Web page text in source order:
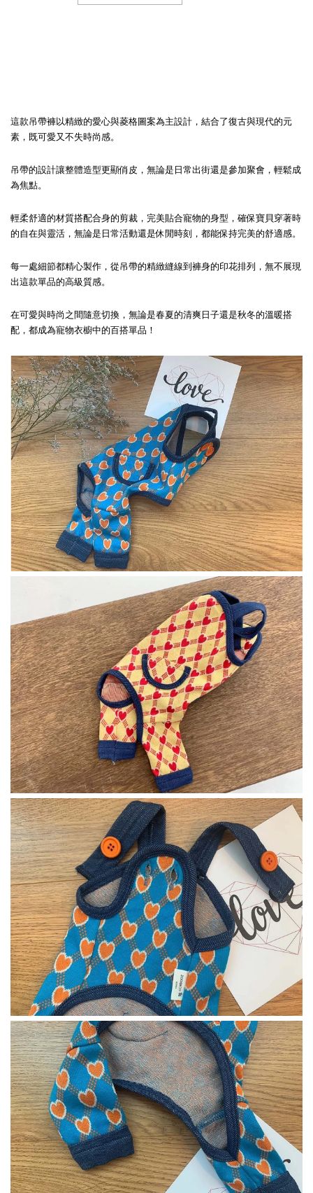
這款吊帶褲以精緻的愛心與菱格圖案為主設計，結合了復古與現代的元
素，既可愛又不失時尚感。
吊帶的設計讓整體造型更顯俏皮，無論是日常出街還是參加聚會，輕鬆成
為焦點。
輕柔舒適的材質搭配合身的剪裁，完美貼合寵物的身型，確保寶貝穿著時
的自在與靈活，無論是日常活動還是休閒時刻，都能保持完美的舒適感。
每一處細節都精心製作，從吊帶的精緻縫線到褲身的印花排列，無不展現
出這款單品的高級質感。
在可愛與時尚之間隨意切換，無論是春夏的清爽日子還是秋冬的溫暖搭
配，都成為寵物衣櫥中的百搭單品！